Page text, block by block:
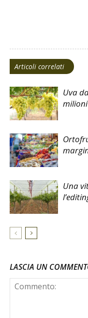
Articoli correlati
Uva
milioni
Una
LASCIA UN